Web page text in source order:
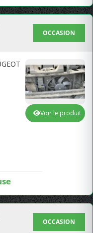
OCCASION
Voir le produit
OCCASION